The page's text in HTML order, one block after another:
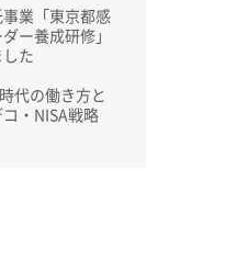
業「東京都感
ー養成研修」
た
代の働き方と
・NISA戦略